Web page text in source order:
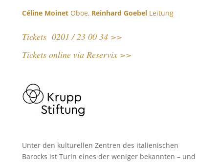
Céline MoinetOboe, Reinhard GoebelLeitung
Tickets 0201 / 23 00 34 >>
Tickets online via Reservix >>
Unter den kulturellen Zentren des italienischen
Barocks ist Turin eines der weniger bekannten – und